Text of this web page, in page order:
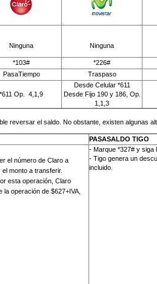
Ninguna Ninguna
*103#
*226#
PasaTiempo Traspaso
*611 Op. 4,1,9
Desde Celular *611
Desde Fijo 190 y 186, Op.
1,1,3
reversar el saldo. No obstante, existen algunas
PASASALDO TIGO
el número de Claro a
monto a transferir.
esta operación, Claro
operación de $627+IVA,
- Marque *327# y siga
- Tigo genera un
incluido.